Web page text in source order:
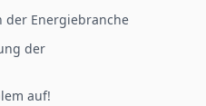
der Energiebranche
der
auf!